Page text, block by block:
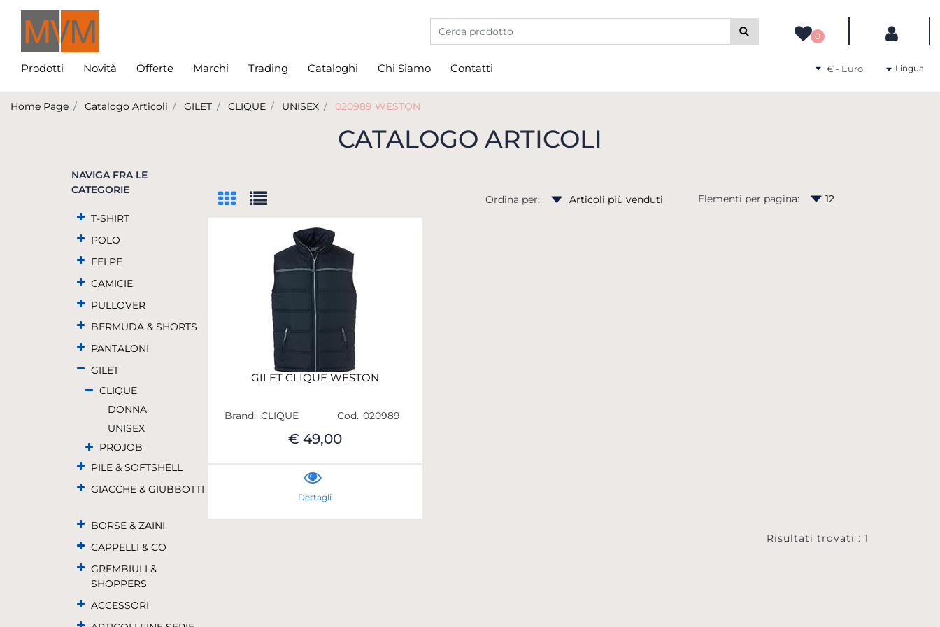
La modifica di un filtro aggiorna automaticamente gli altri filtri disponibili.
0
Prodotti Novità Offerte Marchi Trading Cataloghi Chi Siamo Contatti Seleziona una valuta
Lingua
Home Page Catalogo Articoli GILET CLIQUE UNISEX 020989 WESTON
CATALOGO ARTICOLI
NAVIGA FRA LE
CATEGORIE
T-SHIRT
POLO
FELPE
CAMICIE
PULLOVER
BERMUDA & SHORTS
PANTALONI
GILET
CLIQUE
DONNA
UNISEX
PROJOB
PILE & SOFTSHELL
GIACCHE & GIUBBOTTI
BORSE & ZAINI
CAPPELLI & CO
GREMBIULI &
SHOPPERS
ACCESSORI
Ordina per: Elementi per pagina:
GILET CLIQUE WESTON
Brand: CLIQUE Cod. 020989
€ 49,00
Dettagli
Risultati trovati : 1